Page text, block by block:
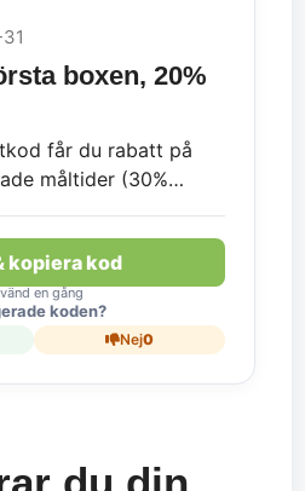
boxen, 20%
får du rabatt på
måltider (30%
andra, tredje, fjärde
Fraktkostnad
2–5.
kopiera kod
en gång
koden?
Nej0